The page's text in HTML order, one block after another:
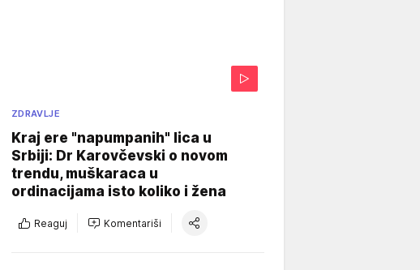
ZDRAVLJE
Kraj ere "napumpanih" lica u
Srbiji: Dr Karovčevski o novom
trendu, muškaraca u
ordinacijama isto koliko i žena
Reaguj Komentariši